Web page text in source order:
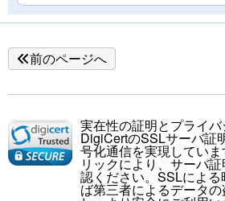
前のページへ
実在性の証明とプライバ
DigiCertのSSLサーバ証
号化通信を実現してい
リックにより、サーバ
認ください。SSLによ
ば第三者によるデータ